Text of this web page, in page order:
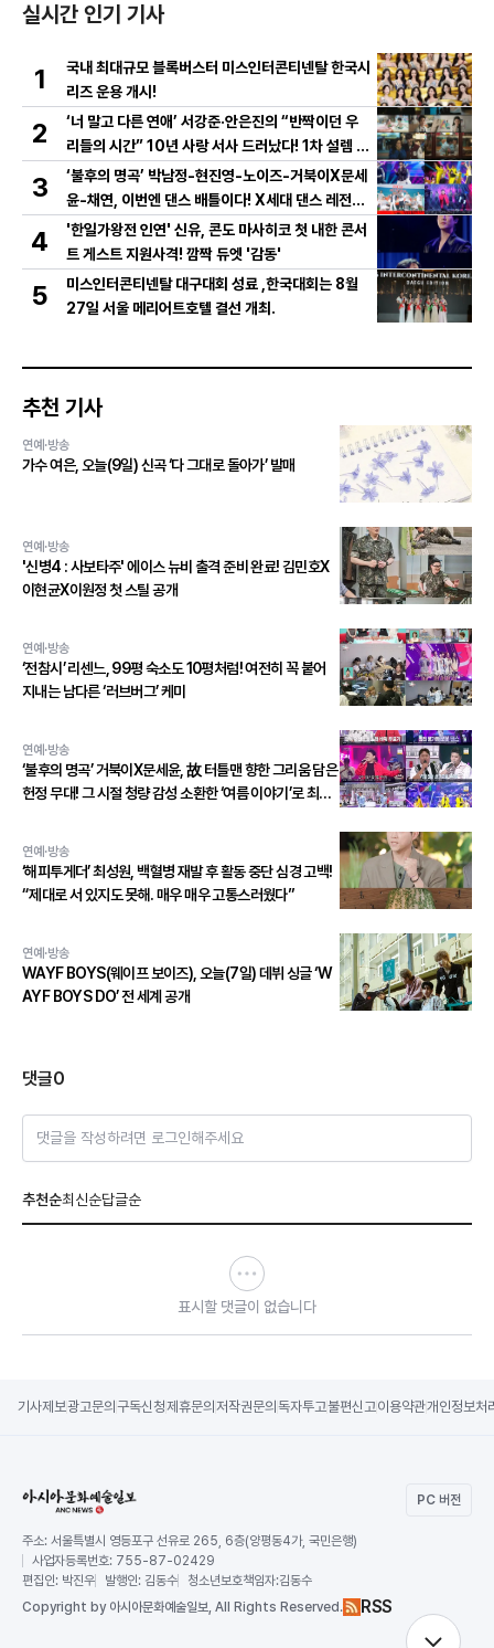
실시간 인기 기사
1
국내 최대규모 블록버스터 미스인터콘티넨탈 한국시
리즈 운용 개시!
2
‘너 말고 다른 연애’ 서강준·안은진의 “반짝이던 우
리들의 시간” 10년 사랑 서사 드러났다! 1차 설렘 티
저 영상 공개!
3
‘불후의 명곡’ 박남정-현진영-노이즈-거북이X문세
윤-채연, 이번엔 댄스 배틀이다! X세대 댄스 레전드
총출동! 댄스 본능 깨운다!
4
'한일가왕전 인연' 신유, 콘도 마사히코 첫 내한 콘서
트 게스트 지원사격! 깜짝 듀엣 '감동'
5
미스인터콘티넨탈 대구대회 성료 ,한국대회는 8월
27일 서울 메리어트호텔 결선 개최.
추천 기사
연예·방송
가수 여은, 오늘(9일) 신곡 ‘다 그대로 돌아가’ 발매
연예·방송
'신병4 : 사보타주' 에이스 뉴비 출격 준비 완료! 김민호X
이현균X이원정 첫 스틸 공개
연예·방송
‘전참시’ 리센느, 99평 숙소도 10평처럼! 여전히 꼭 붙어
지내는 남다른 ‘러브버그’ 케미
연예·방송
‘불후의 명곡’ 거북이X문세윤, 故 터틀맨 향한 그리움 담은
헌정 무대! 그 시절 청량 감성 소환한 ‘여름 이야기’로 최종
연예·방송
‘해피투게더’ 최성원, 백혈병 재발 후 활동 중단 심경 고백!
“제대로 서 있지도 못해. 매우 매우 고통스러웠다”
연예·방송
WAYF BOYS(웨이프 보이즈), 오늘(7일) 데뷔 싱글 ‘W
AYF BOYS DO’ 전 세계 공개
댓글0
댓글을 작성하려면 로그인해주세요
추천순최신순답글순
표시할 댓글이 없습니다
기사제보광고문의 구독신청제휴문의 저작권문의 독자투고불편신고이용약관개인정보처
PC 버전
주소: 서울특별시 영등포구 선유로 265, 6층(양평동4가, 국민은행)
사업자등록번호: 755-87-02429
편집인: 박진우 발행인: 김동수 청소년보호책임자:김동수
Copyright by 아시아문화예술일보, All Rights Reserved. RSS